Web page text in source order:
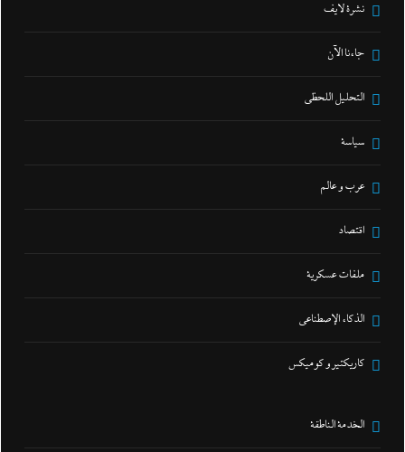
نشرة لايف
جاءنا الآن
التحليل اللحظي
سياسة
عرب و عالم
اقتصاد
ملفات عسكرية
الذكاء الإصطناعي
كاريكتير و كوميكس
الخدمة الناطقة